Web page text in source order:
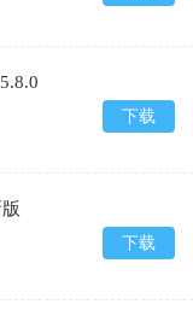
下载
下载